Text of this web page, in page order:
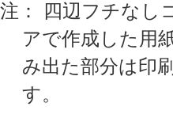
注： 四辺フチなし
アで作成した用
み出た部分は印
す。